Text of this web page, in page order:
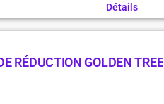
Détails
RÉDUCTION GOLDEN TREE